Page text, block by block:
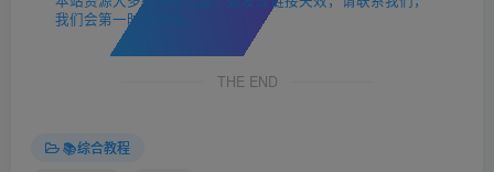
我们会第一时间更新。
THE END
📚综合教程